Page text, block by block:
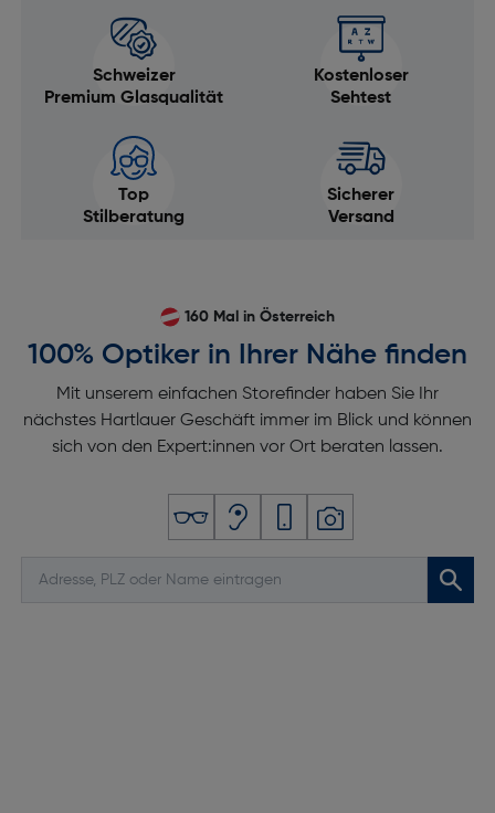
Schweizer
Premium Glasqualität
Kostenloser
Sehtest
Top
Stilberatung
Sicherer
Versand
160 Mal in Österreich
100% Optiker in Ihrer Nähe finden
Mit unserem einfachen Storefinder haben Sie Ihr
nächstes Hartlauer Geschäft immer im Blick und können
sich von den Expert:innen vor Ort beraten lassen.